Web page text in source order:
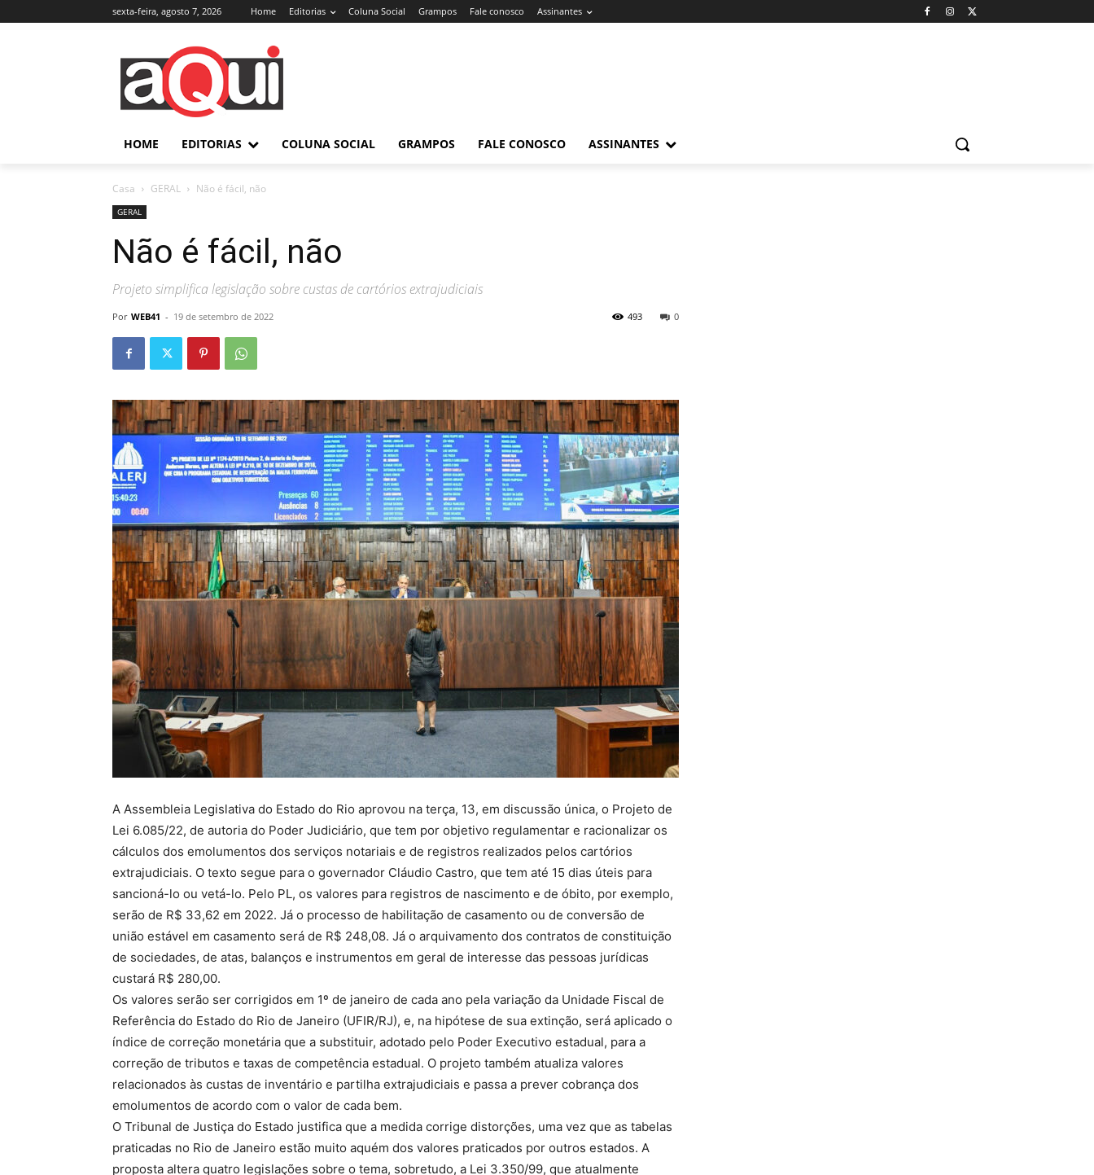
sexta-feira, agosto 7, 2026 Home Editorias Coluna Social Grampos Fale conosco Assinantes
HOME EDITORIAS COLUNA SOCIAL GRAMPOS FALE CONOSCO ASSINANTES
Casa GERAL Não é fácil, não
GERAL
Não é fácil, não
Projeto simplifica legislação sobre custas de cartórios extrajudiciais
Por WEB41 - 19 de setembro de 2022 0
493
A Assembleia Legislativa do Estado do Rio aprovou na terça, 13, em discussão única, o Projeto de
Lei 6.085/22, de autoria do Poder Judiciário, que tem por objetivo regulamentar e racionalizar os
cálculos dos emolumentos dos serviços notariais e de registros realizados pelos cartórios
extrajudiciais. O texto segue para o governador Cláudio Castro, que tem até 15 dias úteis para
sancioná-lo ou vetá-lo. Pelo PL, os valores para registros de nascimento e de óbito, por exemplo,
serão de R$ 33,62 em 2022. Já o processo de habilitação de casamento ou de conversão de
união estável em casamento será de R$ 248,08. Já o arquivamento dos contratos de constituição
de sociedades, de atas, balanços e instrumentos em geral de interesse das pessoas jurídicas
custará R$ 280,00.
Os valores serão ser corrigidos em 1º de janeiro de cada ano pela variação da Unidade Fiscal de
Referência do Estado do Rio de Janeiro (UFIR/RJ), e, na hipótese de sua extinção, será aplicado o
índice de correção monetária que a substituir, adotado pelo Poder Executivo estadual, para a
correção de tributos e taxas de competência estadual. O projeto também atualiza valores
relacionados às custas de inventário e partilha extrajudiciais e passa a prever cobrança dos
emolumentos de acordo com o valor de cada bem.
O Tribunal de Justiça do Estado justifica que a medida corrige distorções, uma vez que as tabelas
praticadas no Rio de Janeiro estão muito aquém dos valores praticados por outros estados. A
proposta altera quatro legislações sobre o tema, sobretudo, a Lei 3.350/99, que atualmente